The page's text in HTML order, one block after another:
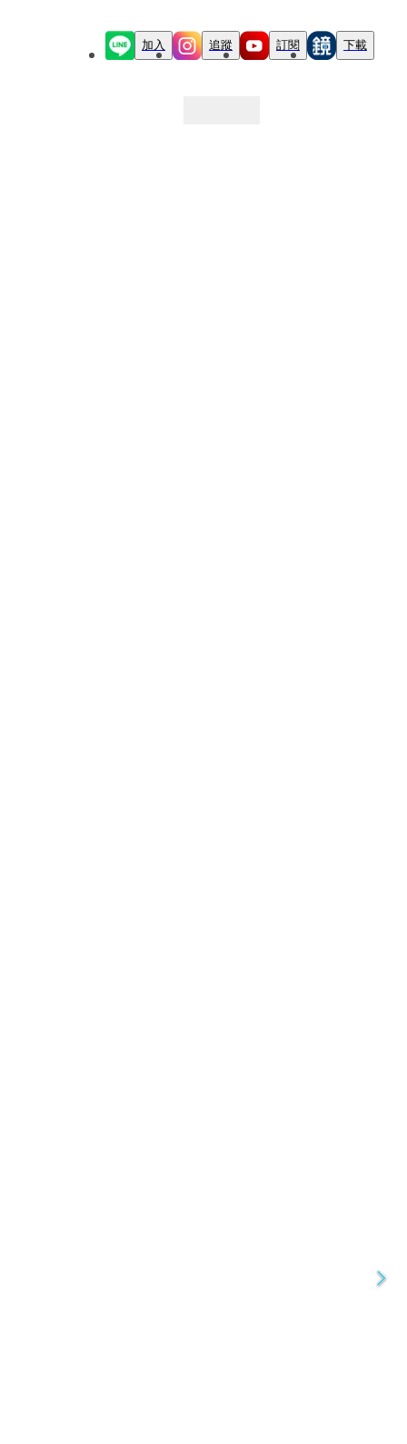
加入 追蹤 訂閱 下載